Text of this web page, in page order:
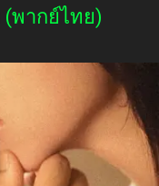
(พากย์ไทย)